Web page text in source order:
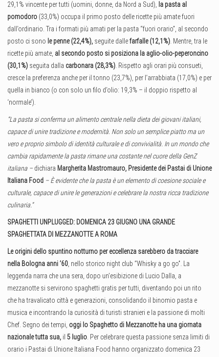
29,1% vincente per tutti (uomini, donne, da Nord a Sud),
la pasta al
pomodoro (33,0%) occupa il primo posto delle ricette più amate fuori
dall’ordinario. Tra i formati più amati per la pasta “fuori orario”, al secondo
posto ci sono le penne (22,4%), seguite dallefarfalle (12,1%) . Mentre, tra le
ricette più amate, al secondo posto si posiziona la aglio-olio-peperoncino
(30,1%) seguita dalla carbonara (28,3%) . Rispetto agli orari più consueti,
cresce la preferenza anche per il tonno (23,7%), per l’arrabbiata (17,0%) e per
quella in bianco (o con solo un filo d’olio: 19,3% – il doppio rispetto al
‘normale’).
“La pasta si conferma un alimento centrale nella dieta dei giovani italiani,
capace di unire tradizione e modernità. Non solo un semplice piatto ma un
vero e proprio simbolo di identità culturale e di convivialità. In un mondo che
cambia rapidamente la pasta rimane una costante nel cuore della GenZ
italiana – dichiara Margherita Mastromauro, Presidente dei Pastai di Unione
Italiana Food – È evidente che la pasta è un elemento di coesione sociale e
culturale, capace di unire le generazioni e celebrare la nostra ricca tradizione
culinaria.”
SPAGHETTI UNPLUGGED: DOMENICA 23 GIUGNO UNA GRANDE
SPAGHETTATA DI MEZZANOTTE A ROMA
Le origini dello spuntino notturno per eccellenza sarebbero da tracciare
nella Bologna anni ’60 , nello storico night club “Whisky a go go”. La
leggenda narra che una sera, dopo un’esibizione di Lucio Dalla, a
mezzanotte si servirono spaghetti gratis per tutti, diventando poi un rito
che ha travalicato città e generazioni, consolidando il binomio pasta e
musica e incontrando la curiosità di turisti stranieri e la passione di molti
Chef. Segno dei tempi, oggi lo Spaghetto di Mezzanotte ha una giornata
nazionale tutta sua, il 5 luglio . Per celebrare questa passione senza limiti di
orario i Pastai di Unione Italiana Food hanno organizzato domenica 23